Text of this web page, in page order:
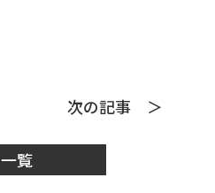
一覧
次の記事